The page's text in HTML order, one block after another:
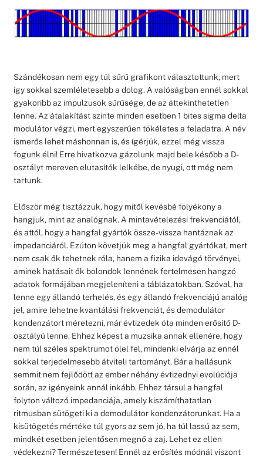
Szándékosan nem egy túl sűrű grafikont választottunk, mert
így sokkal szemléletesebb a dolog. A valóságban ennél sokkal
gyakoribb az impulzusok sűrűsége, de az áttekinthetetlen
lenne. Az átalakítást szinte minden esetben 1 bites sigma delta
modulátor végzi, mert egyszerűen tökéletes a feladatra. A név
ismerős lehet máshonnan is, és ígérjük, ezzel még vissza
fogunk élni! Erre hivatkozva gázolunk majd bele később a D-
osztályt mereven elutasítók lelkébe, de nyugi, ott még nem
tartunk.
Először még tisztázzuk, hogy mitől kevésbé folyékony a
hangjuk, mint az analógnak. A mintavételezési frekvenciától,
és attól, hogy a hangfal gyártók össze-vissza hantáznak az
impedanciáról. Ezúton követjük meg a hangfal gyártókat, mert
nem csak ők tehetnek róla, hanem a fizika idevágó törvényei,
aminek hatásait ők bolondok lennének fertelmesen hangzó
adatok formájában megjeleníteni a táblázatokban. Szóval, ha
lenne egy állandó terhelés, és egy állandó frekvenciájú analóg
jel, amire lehetne kvantálási frekvenciát, és demodulátor
kondenzátort méretezni, már évtizedek óta minden erősítő D-
osztályú lenne. Ehhez képest a muzsika annak ellenére, hogy
nem túl széles spektrumot ölel fel, mindenki elvárja az ennél
sokkal terjedelmesebb átviteli tartományt. Bár a hallásunk
semmit nem fejlődött az ember néhány évtizednyi evolúciója
során, az igényeink annál inkább. Ehhez társul a hangfal
folyton változó impedanciája, amely kiszámíthatatlan
ritmusban sütögeti ki a demodulátor kondenzátorunkat. Ha a
kisütögetés mértéke túl gyors az sem jó, ha túl lassú az sem,
mindkét esetben jelentősen megnő a zaj. Lehet ez ellen
védekezni? Természetesen! Ennél az erősítés módnál viszont